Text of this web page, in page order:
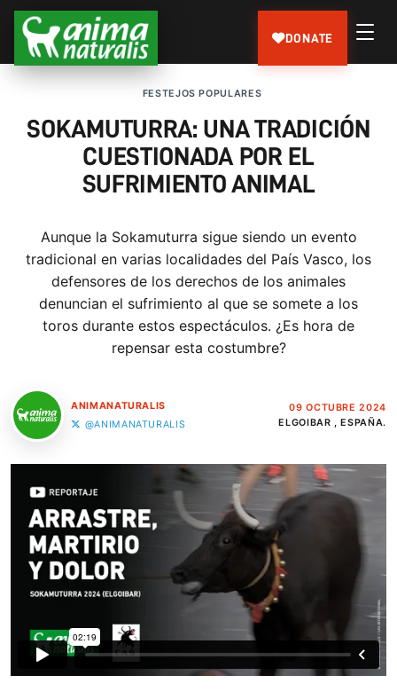
DONATE
FESTEJOS POPULARES
SOKAMUTURRA: UNA TRADICIÓN
CUESTIONADA POR EL
SUFRIMIENTO ANIMAL
Aunque la Sokamuturra sigue siendo un evento
tradicional en varias localidades del País Vasco, los
defensores de los derechos de los animales
denuncian el sufrimiento al que se somete a los
toros durante estos espectáculos. ¿Es hora de
repensar esta costumbre?
ANIMANATURALIS
@ANIMANATURALIS
09 OCTUBRE 2024
ELGOIBAR , ESPAÑA.